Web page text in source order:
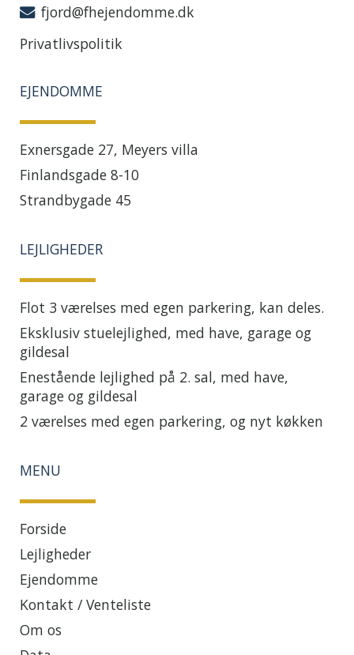
fjord@fhejendomme.dk
Privatlivspolitik
EJENDOMME
Exnersgade 27, Meyers villa
Finlandsgade 8-10
Strandbygade 45
LEJLIGHEDER
Flot 3 værelses med egen parkering, kan deles.
Eksklusiv stuelejlighed, med have, garage og
gildesal
Enestående lejlighed på 2. sal, med have,
garage og gildesal
2 værelses med egen parkering, og nyt køkken
MENU
Forside
Lejligheder
Ejendomme
Kontakt / Venteliste
Om os